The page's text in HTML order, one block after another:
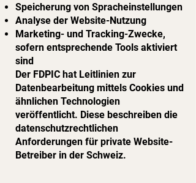
Speicherung von Spracheinstellungen
Analyse der Website-Nutzung
Marketing- und Tracking-Zwecke,
sofern entsprechende Tools aktiviert
sind
Der FDPIC hat Leitlinien zur
Datenbearbeitung mittels Cookies und
ähnlichen Technologien
veröffentlicht. Diese beschreiben die
datenschutzrechtlichen
Anforderungen für private Website-
Betreiber in der Schweiz.